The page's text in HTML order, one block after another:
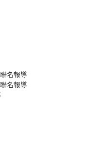
名報導
名報導